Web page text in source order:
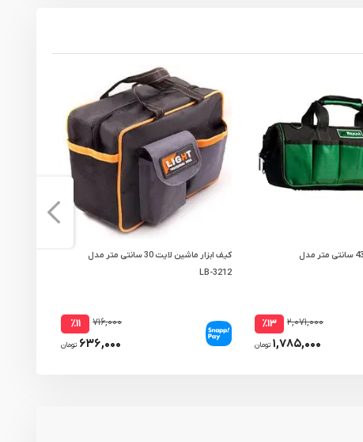
کیف ابزار رکسمی 43 سانتی متر مدل
۲,۰۷۱,۰۰۰ ٪۱۳
۱,۷۸۵,۰۰۰ تومان
کیف ابزار ماشین لایت 30 سانتی متر مدل
LB-3212
۷۱۶,۰۰۰ ٪۱۱
۶۳۶,۰۰۰ تومان